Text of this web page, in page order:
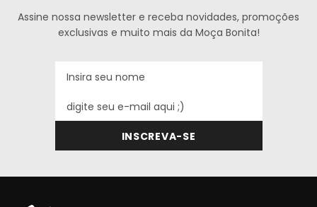
Assine nossa newsletter e receba novidades, promoções
exclusivas e muito mais da Moça Bonita!